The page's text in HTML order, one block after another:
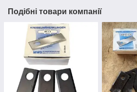
Подібні товари компанії